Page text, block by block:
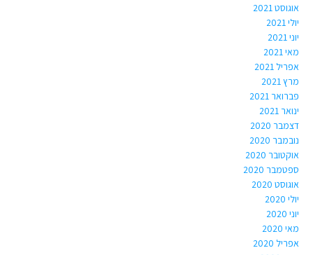
אוגוסט 2021
יולי 2021
יוני 2021
מאי 2021
אפריל 2021
מרץ 2021
פברואר 2021
ינואר 2021
דצמבר 2020
נובמבר 2020
אוקטובר 2020
ספטמבר 2020
אוגוסט 2020
יולי 2020
יוני 2020
מאי 2020
אפריל 2020